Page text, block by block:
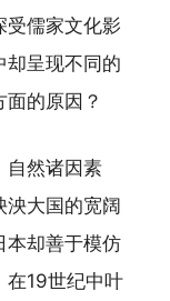
受儒家文化影
却呈现不同的
的原因？
自然诸因素
泱大国的宽阔
本却善于模仿
在19世纪中叶